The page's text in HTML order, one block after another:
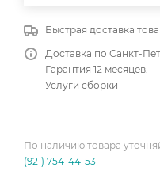
Быстрая доставка
Доставка по Санкт-
Гарантия 12 месяцев.
Услуги сборки
По наличию товара
(921) 754-44-53